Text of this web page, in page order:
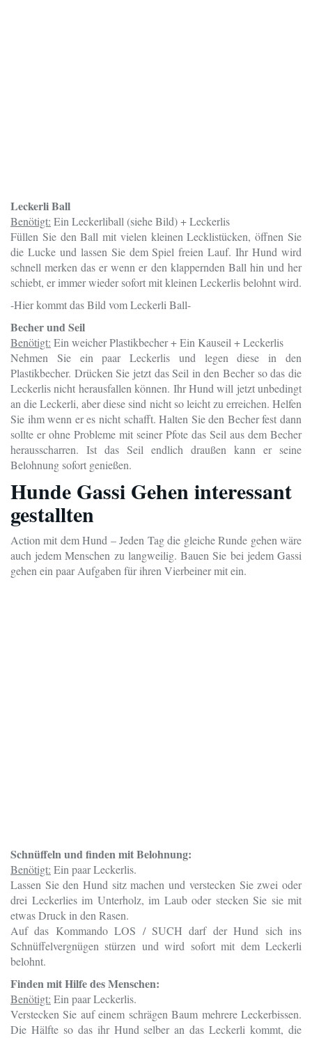
Leckerli Ball
Benötigt: Ein Leckerliball (siehe Bild) + Leckerlis
Füllen Sie den Ball mit vielen kleinen Lecklistücken, öffnen Sie
die Lucke und lassen Sie dem Spiel freien Lauf. Ihr Hund wird
schnell merken das er wenn er den klappernden Ball hin und her
schiebt, er immer wieder sofort mit kleinen Leckerlis belohnt wird.
-Hier kommt das Bild vom Leckerli Ball-
Becher und Seil
Benötigt: Ein weicher Plastikbecher + Ein Kauseil + Leckerlis
Nehmen Sie ein paar Leckerlis und legen diese in den
Plastikbecher. Drücken Sie jetzt das Seil in den Becher so das die
Leckerlis nicht herausfallen können. Ihr Hund will jetzt unbedingt
an die Leckerli, aber diese sind nicht so leicht zu erreichen. Helfen
Sie ihm wenn er es nicht schafft. Halten Sie den Becher fest dann
sollte er ohne Probleme mit seiner Pfote das Seil aus dem Becher
herausscharren. Ist das Seil endlich draußen kann er seine
Belohnung sofort genießen.
Hunde Gassi Gehen interessant
gestallten
Action mit dem Hund – Jeden Tag die gleiche Runde gehen wäre
auch jedem Menschen zu langweilig. Bauen Sie bei jedem Gassi
gehen ein paar Aufgaben für ihren Vierbeiner mit ein.
Schnüffeln und finden mit Belohnung:
Benötigt: Ein paar Leckerlis.
Lassen Sie den Hund sitz machen und verstecken Sie zwei oder
drei Leckerlies im Unterholz, im Laub oder stecken Sie sie mit
etwas Druck in den Rasen.
Auf das Kommando LOS / SUCH darf der Hund sich ins
Schnüffelvergnügen stürzen und wird sofort mit dem Leckerli
belohnt.
Finden mit Hilfe des Menschen:
Benötigt: Ein paar Leckerlis.
Verstecken Sie auf einem schrägen Baum mehrere Leckerbissen.
Die Hälfte so das ihr Hund selber an das Leckerli kommt, die